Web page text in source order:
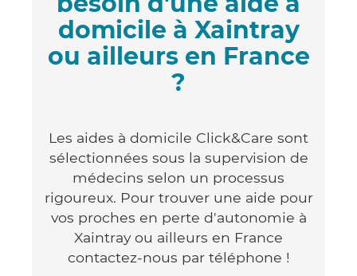
domicile à Xaintray
ou ailleurs en France
?
Les aides à domicile Click&Care sont
sélectionnées sous la supervision de
médecins selon un processus
rigoureux. Pour trouver une aide pour
vos proches en perte d'autonomie à
Xaintray ou ailleurs en France
contactez-nous par téléphone !